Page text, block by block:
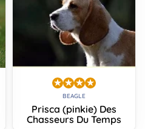
BEAGLE
Prisca (pinkie) Des
Chasseurs Du Temps